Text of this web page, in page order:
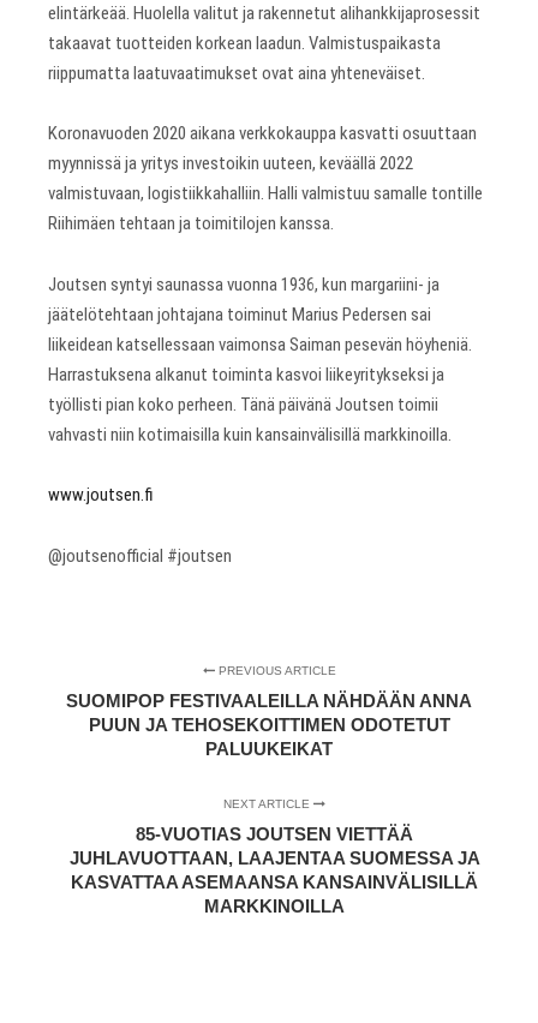
elintärkeää. Huolella valitut ja rakennetut alihankkijaprosessit
takaavat tuotteiden korkean laadun. Valmistuspaikasta
riippumatta laatuvaatimukset ovat aina yhteneväiset.
Koronavuoden 2020 aikana verkkokauppa kasvatti osuuttaan
myynnissä ja yritys investoikin uuteen, keväällä 2022
valmistuvaan, logistiikkahalliin. Halli valmistuu samalle tontille
Riihimäen tehtaan ja toimitilojen kanssa.
Joutsen syntyi saunassa vuonna 1936, kun margariini- ja
jäätelötehtaan johtajana toiminut Marius Pedersen sai
liikeidean katsellessaan vaimonsa Saiman pesevän höyheniä.
Harrastuksena alkanut toiminta kasvoi liikeyritykseksi ja
työllisti pian koko perheen. Tänä päivänä Joutsen toimii
vahvasti niin kotimaisilla kuin kansainvälisillä markkinoilla.
www.joutsen.fi
@joutsenofficial #joutsen
PREVIOUS ARTICLE
SUOMIPOP FESTIVAALEILLA NÄHDÄÄN ANNA
PUUN JA TEHOSEKOITTIMEN ODOTETUT
PALUUKEIKAT
NEXT ARTICLE
85-VUOTIAS JOUTSEN VIETTÄÄ
JUHLAVUOTTAAN, LAAJENTAA SUOMESSA JA
KASVATTAA ASEMAANSA KANSAINVÄLISILLÄ
MARKKINOILLA